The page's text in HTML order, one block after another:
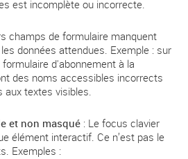
est incomplète ou incorrecte.
champs de formulaire manquent
données attendues. Exemple : sur
d'abonnement à la
des noms accessibles incorrects
textes visibles.
et non masqué : Le focus clavier
élément interactif. Ce n’est pas le
Exemples :